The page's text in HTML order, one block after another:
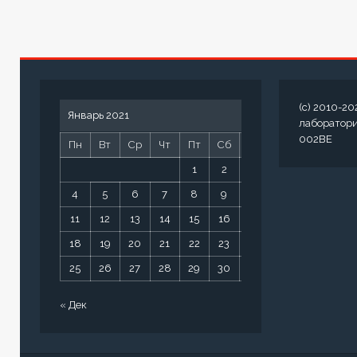
Январь 2021
Пн Вт Ср Чт Пт Сб
1 2
4 5 6 7 8 9
11 12 13 14 15 16
18 19 20 21 22 23
25 26 27 28 29 30
« Дек
(c) 2010-
002BE